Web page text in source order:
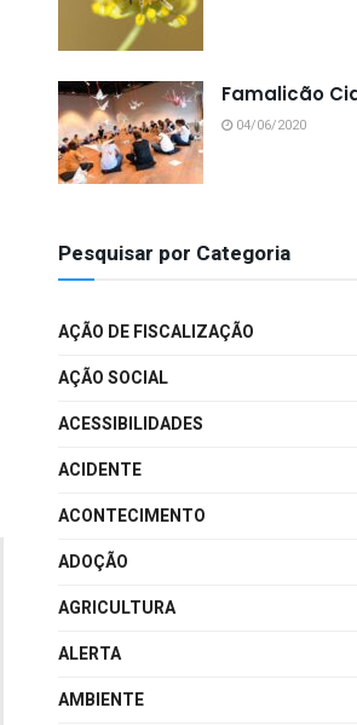
Famalicão
04/06/2020
Pesquisar por Categoria
AÇÃO DE FISCALIZAÇÃO
AÇÃO SOCIAL
ACESSIBILIDADES
ACIDENTE
ACONTECIMENTO
ADOÇÃO
AGRICULTURA
ALERTA
AMBIENTE